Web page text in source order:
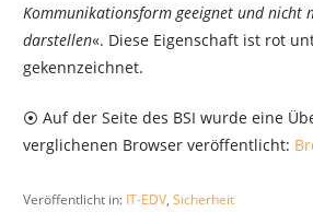
Kommunikationsform geeignet und nicht
darstellen«. Diese Eigenschaft ist rot
gekennzeichnet.
⦿ Auf der Seite des BSI wurde eine
verglichenen Browser veröffentlicht:
Veröffentlicht in: IT-EDV, Sicherheit